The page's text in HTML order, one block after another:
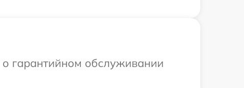
гарантийном обслуживании